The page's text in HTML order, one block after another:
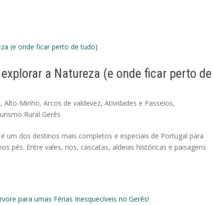
a Natureza (e onde ficar perto de
,Alto-Minho,Arcos de valdevez,Atividades e Passeios,
Rural Gerês
um dos destinos mais completos e especiais de Portugal para
pés. Entre vales, rios, cascatas, aldeias históricas e paisagens